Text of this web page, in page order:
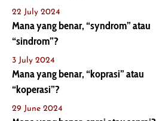
22 July 2024
Mana yang benar, “syndrom” atau
“sindrom”?
3 July 2024
Mana yang benar, “koprasi” atau
“koperasi”?
29 June 2024